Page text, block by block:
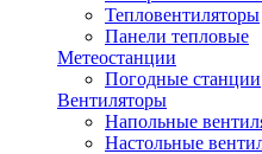
Тепловентиляторы
Панели тепловые
Метеостанции
Погодные станции
Вентиляторы
Напольные
Настольные